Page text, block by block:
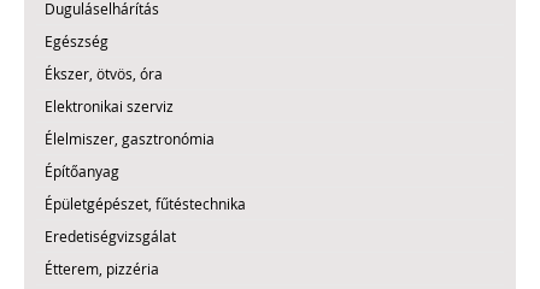
Duguláselhárítás
Egészség
Ékszer, ötvös, óra
Elektronikai szerviz
Élelmiszer, gasztronómia
Építőanyag
Épületgépészet, fűtéstechnika
Eredetiségvizsgálat
Étterem, pizzéria